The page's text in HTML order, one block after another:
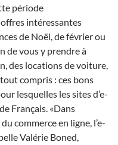
période
intéressantes
de Noël, de février ou
de vous y prendre à
des locations de voiture,
compris : ces bons
lesquelles les sites d’e-
Français. «Dans
commerce en ligne, l’e-
Valérie Boned,